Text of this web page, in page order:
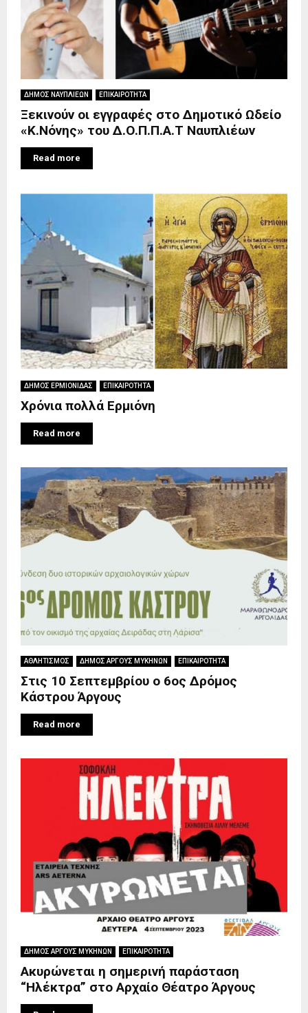
ΔΗΜΟΣ ΝΑΥΠΛΙΕΩΝ ΕΠΙΚΑΙΡΟΤΗΤΑ
Ξεκινούν οι εγγραφές στο Δημοτικό Ωδείο
«Κ.Νόνης» του Δ.Ο.Π.Π.Α.Τ Ναυπλιέων
Read more
ΔΗΜΟΣ ΕΡΜΙΟΝΙΔΑΣ ΕΠΙΚΑΙΡΟΤΗΤΑ
Χρόνια πολλά Ερμιόνη
Read more
ΑΘΛΗΤΙΣΜΟΣ ΔΗΜΟΣ ΑΡΓΟΥΣ ΜΥΚΗΝΩΝ ΕΠΙΚΑΙΡΟΤΗΤΑ
Στις 10 Σεπτεμβρίου ο 6ος Δρόμος
Κάστρου Άργους
Read more
ΔΗΜΟΣ ΑΡΓΟΥΣ ΜΥΚΗΝΩΝ ΕΠΙΚΑΙΡΟΤΗΤΑ
Ακυρώνεται η σημερινή παράσταση
“Ηλέκτρα” στο Αρχαίο Θέατρο Άργους